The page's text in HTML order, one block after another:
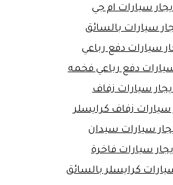
سيارات ام جي
سيارات بالسائق
سيارات دفع رباعي
سيارات دفع رباعي فخمه
سيارات زفاف
سيارات زفاف كرايسلر
سيارات سيدان
سيارات فاخرة
كرايسلر بالسائق